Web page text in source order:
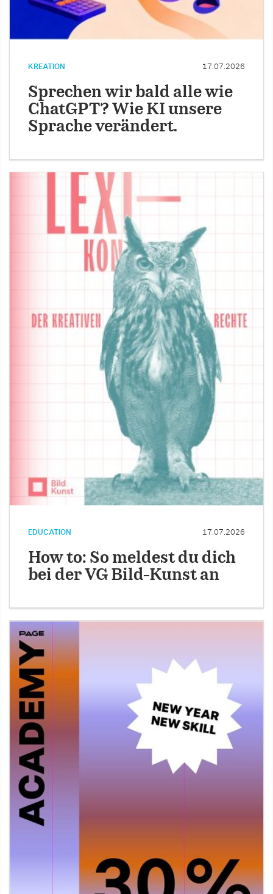
KREATION 17.07.2026
Sprechen wir bald alle wie
ChatGPT? Wie KI unsere
Sprache verändert.
EDUCATION 17.07.2026
How to: So meldest du dich
bei der VG Bild-Kunst an